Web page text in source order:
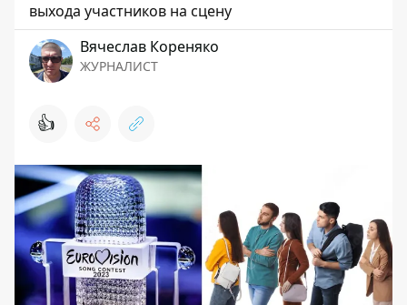
выхода участников на сцену
Вячеслав Кореняко
ЖУРНАЛИСТ
👍